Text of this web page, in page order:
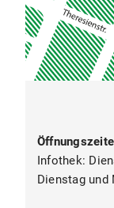
Infothek:
Dienstag und